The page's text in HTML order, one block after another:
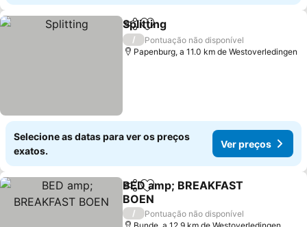
PartilharAdicionar aos favoritos
Splitting
/
Pontuação não disponível
Papenburg, a 11.0 km de Westoverledingen
Selecione as datas para ver os preços
exatos.
Ver preços
PartilharAdicionar aos favoritos
BED amp; BREAKFAST
BOEN
/
Pontuação não disponível